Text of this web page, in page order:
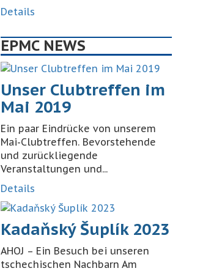
Details
EPMC NEWS
Unser Clubtreffen im
Mai 2019
Ein paar Eindrücke von unserem
Mai-Clubtreffen. Bevorstehende
und zurückliegende
Veranstaltungen und...
Details
Kadaňský Šuplík 2023
AHOJ – Ein Besuch bei unseren
tschechischen Nachbarn Am